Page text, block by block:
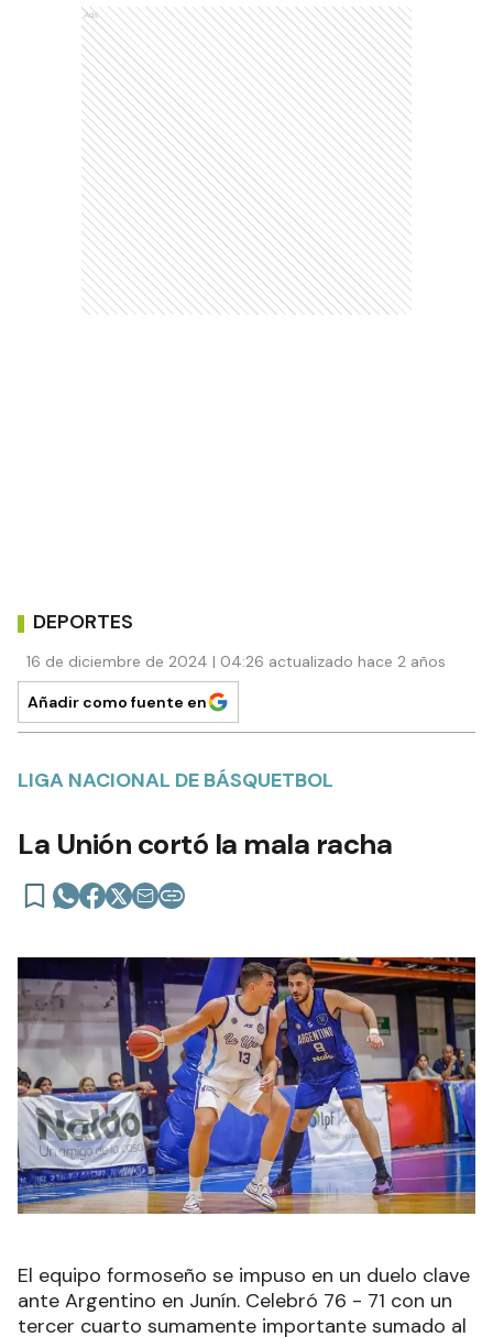
Ads
DEPORTES
16 de diciembre de 2024 | 04:26 actualizado hace 2 años
Añadir como fuente en
LIGA NACIONAL DE BÁSQUETBOL
La Unión cortó la mala racha
El equipo formoseño se impuso en un duelo clave
ante Argentino en Junín. Celebró 76 - 71 con un
tercer cuarto sumamente importante sumado al